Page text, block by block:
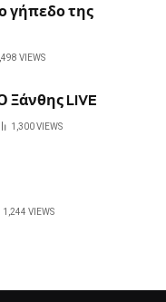
γήπεδο της
VIEWS
Ξάνθης LIVE
1,300VIEWS
1,244 VIEWS